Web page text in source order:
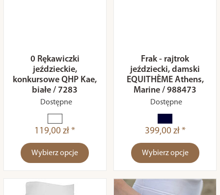
0 Rękawiczki
jeździeckie,
konkursowe QHP Kae,
białe / 7283
Dostępne
119,00 zł *
Wybierz opcje
Frak - rajtrok
jeździecki, damski
EQUITHÈME Athens,
Marine / 988473
Dostępne
399,00 zł *
Wybierz opcje